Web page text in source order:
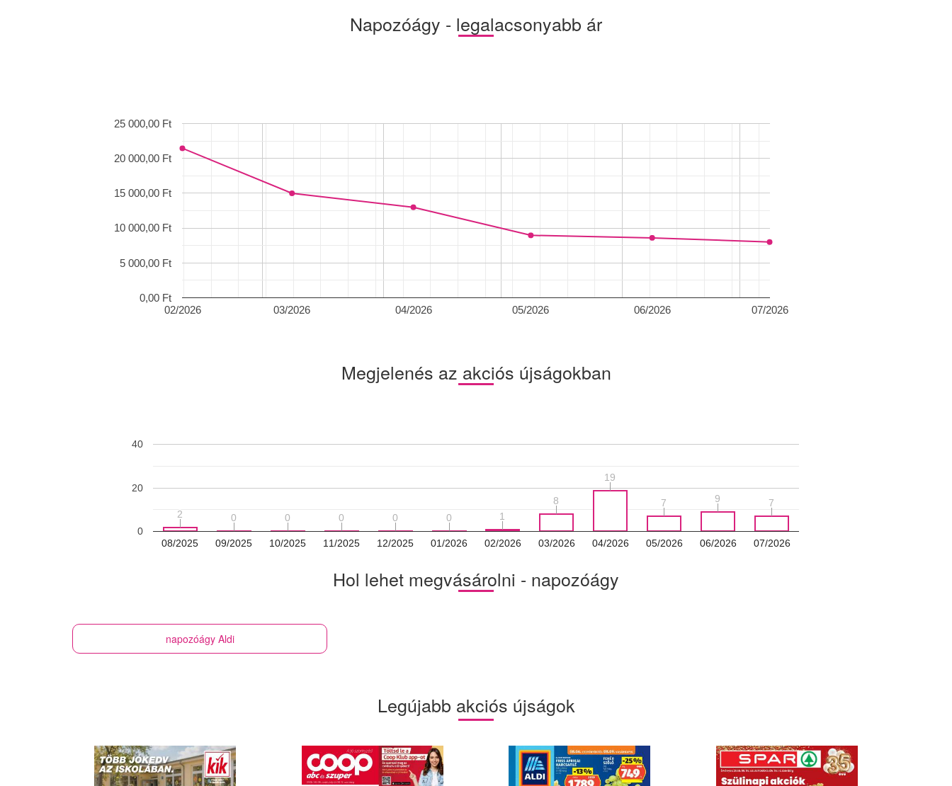
Napozóágy - legalacsonyabb ár
02/2026 03/2026 04/2026 05/2026 06/2026 07/2026
0,00 Ft
5 000,00 Ft
10 000,00 Ft
15 000,00 Ft
20 000,00 Ft
25 000,00 Ft
Megjelenés az akciós újságokban
08/2025 09/2025 10/2025 11/2025 12/2025 01/2026 02/2026 03/2026 04/2026 05/2026 06/2026 07/2026
0
20
40
2
2 0
0 0
0 0
0 0
0 0
0 1
1
8
8
19
19
7
7 9
9 7
7
Hol lehet megvásárolni - napozóágy
napozóágy Aldi
Legújabb akciós újságok